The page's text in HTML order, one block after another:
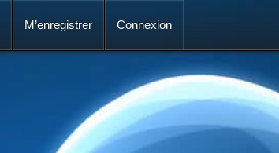
M’enregistrer Connexion